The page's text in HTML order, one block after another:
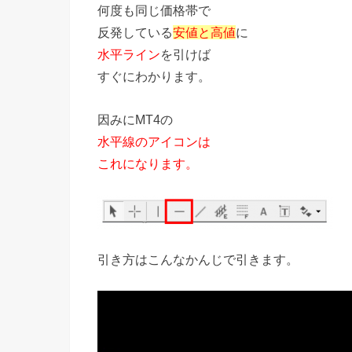
何度も同じ価格帯で
反発している安値と高値に
水平ラインを引けば
すぐにわかります。
因みにMT4の
水平線のアイコンは
これになります。
引き方はこんなかんじで引きます。